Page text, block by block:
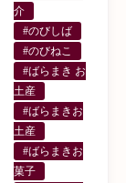
介
#のびしば
#のびねこ
#ばらまき お
土産
#ばらまきお
土産
#ばらまきお
菓子